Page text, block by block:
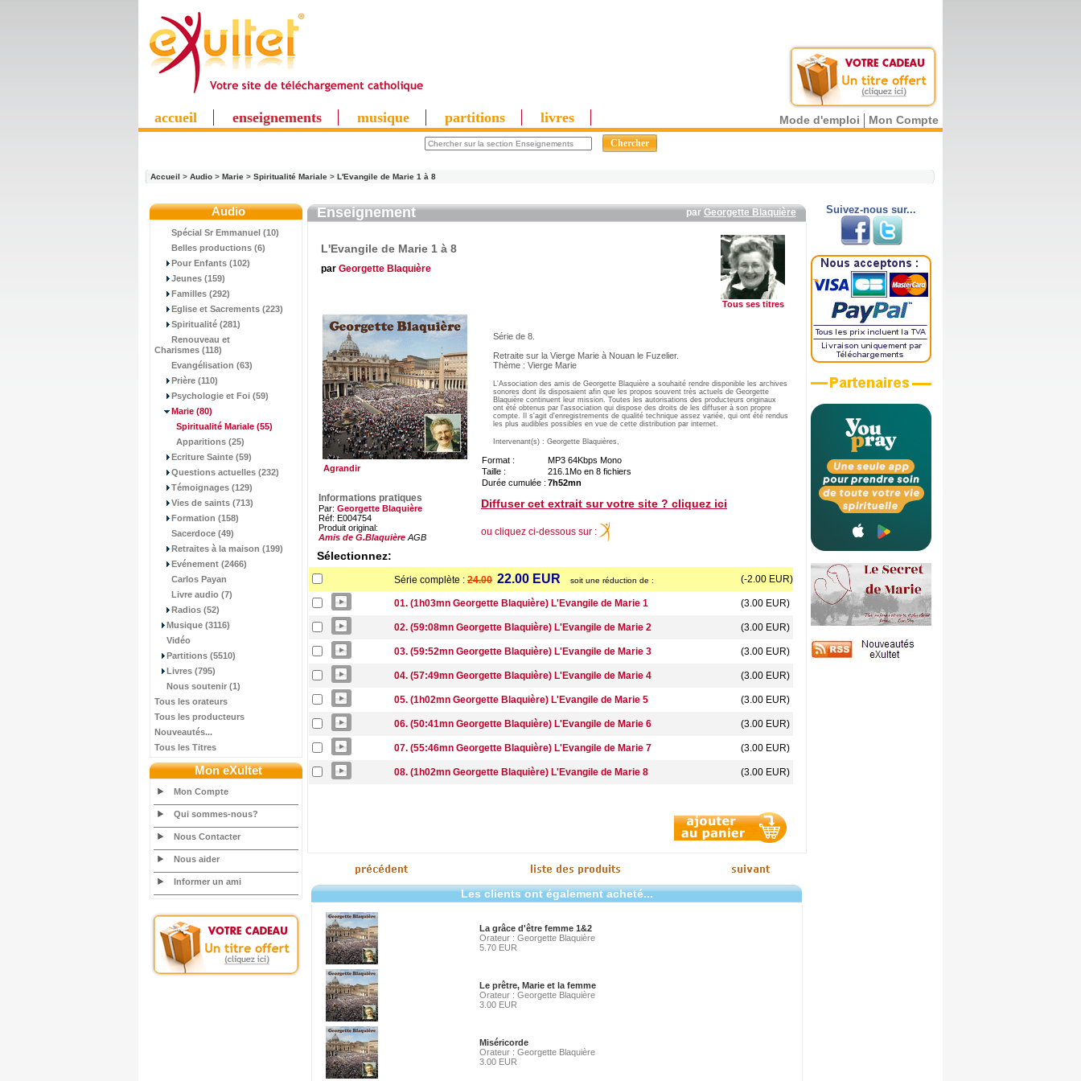
accueil enseignements musique partitions livres Mode d'emploi Mon Compte
Accueil > Audio > Marie > Spiritualité Mariale > L'Evangile de Marie 1 à 8
Audio
Spécial Sr Emmanuel (10)
Belles productions (6)
Pour Enfants (102)
Jeunes (159)
Familles (292)
Eglise et Sacrements (223)
Spiritualité (281)
Renouveau et
Charismes (118)
Evangélisation (63)
Prière (110)
Psychologie et Foi (59)
Marie (80)
Spiritualité Mariale (55)
Apparitions (25)
Ecriture Sainte (59)
Questions actuelles (232)
Témoignages (129)
Vies de saints (713)
Formation (158)
Sacerdoce (49)
Retraites à la maison (199)
Evénement (2466)
Carlos Payan
Livre audio (7)
Radios (52)
Musique (3116)
Vidéo
Partitions (5510)
Livres (795)
Nous soutenir (1)
Tous les orateurs
Tous les producteurs
Nouveautés...
Tous les Titres
Mon eXultet
Mon Compte
Qui sommes-nous?
Nous Contacter
Nous aider
Informer un ami
Enseignement par Georgette Blaquière
L'Evangile de Marie 1 à 8
par Georgette Blaquière
Tous ses titres
Agrandir
Informations pratiques
Par: Georgette Blaquière
Réf: E004754
Produit original:
Amis de G.Blaquière AGB
Série de 8.
Retraite sur la Vierge Marie à Nouan le Fuzelier.
Thème : Vierge Marie
L'Association des amis de Georgette Blaquière a souhaité rendre disponible les archives
sonores dont ils disposaient afin que les propos souvent très actuels de Georgette
Blaquière continuent leur mission. Toutes les autorisations des producteurs originaux
ont été obtenus par l'association qui dispose des droits de les diffuser à son propre
compte. Il s'agit d'enregistrements de qualité technique assez variée, qui ont été rendus
les plus audibles possibles en vue de cette distribution par internet.
Intervenant(s) : Georgette Blaquières,
Format :
MP3 64Kbps Mono
Taille :
216.1Mo en 8 fichiers
Durée cumulée : 7h52mn
Diffuser cet extrait sur votre site ? cliquez ici
ou cliquez ci-dessous sur :
Sélectionnez:
Série complète : 24.00 22.00 EUR soit une réduction de : (-2.00 EUR)
01. (1h03mn Georgette Blaquière) L'Evangile de Marie 1 (3.00 EUR)
02. (59:08mn Georgette Blaquière) L'Evangile de Marie 2 (3.00 EUR)
03. (59:52mn Georgette Blaquière) L'Evangile de Marie 3 (3.00 EUR)
04. (57:49mn Georgette Blaquière) L'Evangile de Marie 4 (3.00 EUR)
05. (1h02mn Georgette Blaquière) L'Evangile de Marie 5 (3.00 EUR)
06. (50:41mn Georgette Blaquière) L'Evangile de Marie 6 (3.00 EUR)
07. (55:46mn Georgette Blaquière) L'Evangile de Marie 7 (3.00 EUR)
08. (1h02mn Georgette Blaquière) L'Evangile de Marie 8 (3.00 EUR)
Les clients ont également acheté...
La grâce d'être femme 1&2
Orateur : Georgette Blaquière
5.70 EUR
Le prêtre, Marie et la femme
Orateur : Georgette Blaquière
3.00 EUR
Miséricorde
Orateur : Georgette Blaquière
3.00 EUR
Suivez-nous sur...